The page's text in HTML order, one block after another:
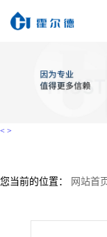
< >
您当前的位置： 网站首